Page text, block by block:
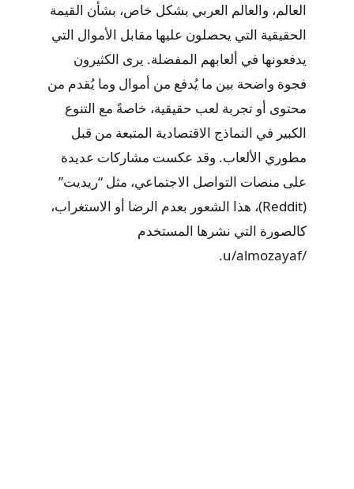
العالم، والعالم العربي بشكل خاص، بشأن القيمة
الحقيقية التي يحصلون عليها مقابل الأموال التي
يدفعونها في ألعابهم المفضلة. يرى الكثيرون
فجوة واضحة بين ما يُدفع من أموال وما يُقدم من
محتوى أو تجربة لعب حقيقية، خاصةً مع التنوع
الكبير في النماذج الاقتصادية المتبعة من قبل
مطوري الألعاب. وقد عكست مشاركات عديدة
على منصات التواصل الاجتماعي، مثل “ريديت”
(Reddit)، هذا الشعور بعدم الرضا أو الاستغراب،
كالصورة التي نشرها المستخدم
/u/almozayaf.